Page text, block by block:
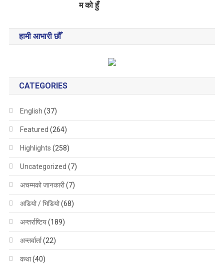
n
म को हुँ
हामी आभारी छौँ
CATEGORIES
English (37)
Featured (264)
Highlights (258)
Uncategorized (7)
अचम्मको जानकारी(7)
अडियो / भिडियो(68)
अन्तर्राष्टिय(189)
अन्तर्वार्ता(22)
कथा(40)